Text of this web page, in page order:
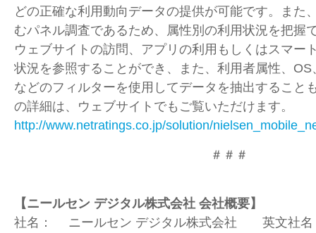
どの正確な利用動向データの提供が可能です。また
むパネル調査であるため、属性別の利用状況を把握
ウェブサイトの訪問、アプリの利用もしくはスマー
状況を参照することができ、また、利用者属性、
などのフィルターを使用してデータを抽出すること
の詳細は、ウェブサイトでもご覧いただけます。
http://www.netratings.co.jp/solution/
＃＃＃
【ニールセン デジタル株式会社 会社概要】
社名： ニールセン デジタル株式会社 英文社名